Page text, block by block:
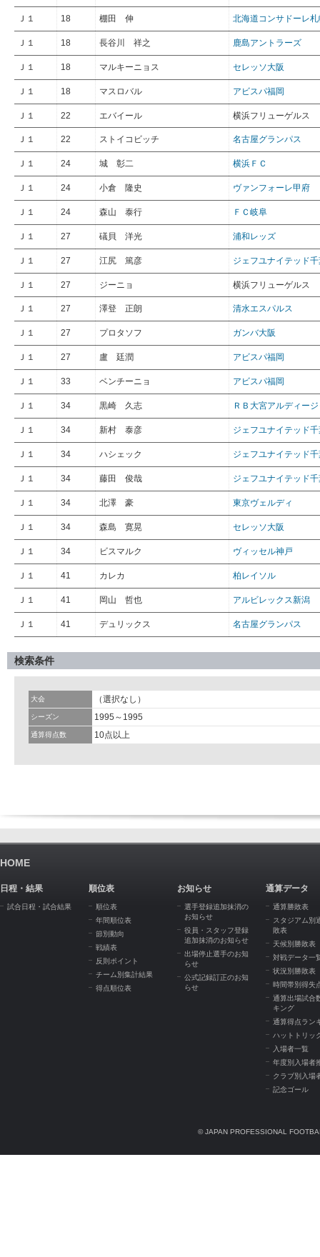
Ｊ１ 18 棚田 伸 北海道コンサドーレ
Ｊ１ 18 長谷川 祥之 鹿島アントラーズ
Ｊ１ 18 マルキーニョス セレッソ大阪
Ｊ１ 18 マスロバル アビスパ福岡
Ｊ１ 22 エバイール 横浜フリューゲルス
Ｊ１ 22 ストイコビッチ 名古屋グランパス
Ｊ１ 24 城 彰二 横浜ＦＣ
Ｊ１ 24 小倉 隆史 ヴァンフォーレ甲府
Ｊ１ 24 森山 泰行 ＦＣ岐阜
Ｊ１ 27 礒貝 洋光 浦和レッズ
Ｊ１ 27 江尻 篤彦 ジェフユナイテッド
Ｊ１ 27 ジーニョ 横浜フリューゲルス
Ｊ１ 27 澤登 正朗 清水エスパルス
Ｊ１ 27 プロタソフ ガンバ大阪
Ｊ１ 27 盧 廷潤 アビスパ福岡
Ｊ１ 33 ベンチーニョ アビスパ福岡
Ｊ１ 34 黒崎 久志 ＲＢ大宮アルディー
Ｊ１ 34 新村 泰彦 ジェフユナイテッド
Ｊ１ 34 ハシェック ジェフユナイテッド
Ｊ１ 34 藤田 俊哉 ジェフユナイテッド
Ｊ１ 34 北澤 豪 東京ヴェルディ
Ｊ１ 34 森島 寛晃 セレッソ大阪
Ｊ１ 34 ビスマルク ヴィッセル神戸
Ｊ１ 41 カレカ 柏レイソル
Ｊ１ 41 岡山 哲也 アルビレックス新潟
Ｊ１ 41 デュリックス 名古屋グランパス
検索条件
大会 （選択なし）
シーズン 1995～1995
通算得点数 10点以上
HOME
日程・結果
試合日程・試合結果
順位表
順位表
年間順位表
節別動向
戦績表
反則ポイント
チーム別集計結果
得点順位表
お知らせ
選手登録追加抹消の
お知らせ
役員・スタッフ登録
追加抹消のお知らせ
出場停止選手のお知
らせ
公式記録訂正のお知
らせ
通算データ
通算勝敗表
スタジアム別
敗表
天候別勝敗表
対戦データ一
状況別勝敗表
時間帯別得失
通算出場試合
キング
通算得点ラン
ハットトリッ
入場者一覧
年度別入場者
クラブ別入場
記念ゴール
© JAPAN PROFESSIONAL